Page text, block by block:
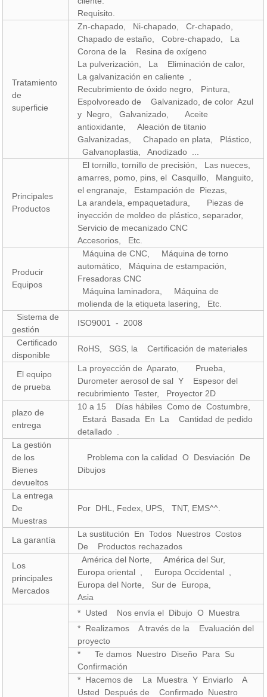
Requisito.
Tratamiento
de
superficie
Zn-chapado, Ni-chapado, Cr-chapado,
Chapado de estaño, Cobre-chapado, La
Corona de la Resina de oxígeno
La pulverización, La Eliminación de calor,
La galvanización en caliente ,
Recubrimiento de óxido negro, Pintura,
Espolvoreado de Galvanizado, de color Azul
y Negro, Galvanizado, Aceite
antioxidante, Aleación de titanio
Galvanizadas, Chapado en plata, Plástico,
Galvanoplastia, Anodizado ...
Principales
Productos
El tornillo, tornillo de precisión, Las nueces,
amarres, pomo, pins, el Casquillo, Manguito,
el engranaje, Estampación de Piezas,
La arandela, empaquetadura, Piezas de
inyección de moldeo de plástico, separador,
Servicio de mecanizado CNC
Accesorios, Etc.
Producir
Equipos
Máquina de CNC, Máquina de torno
automático, Máquina de estampación,
Fresadoras CNC
Máquina laminadora, Máquina de
molienda de la etiqueta lasering, Etc.
Sistema de
gestión
ISO9001 - 2008
Certificado
disponible
RoHS, SGS, la Certificación de materiales
El equipo
de prueba
La proyección de Aparato, Prueba,
Durometer aerosol de sal Y Espesor del
recubrimiento Tester, Proyector 2D
plazo de
entrega
10 a 15 Días hábiles Como de Costumbre,
Estará Basada En La Cantidad de pedido
detallado .
La gestión
de los
Bienes
devueltos
Problema con la calidad O Desviación De
Dibujos
La entrega
De
Muestras
Por DHL, Fedex, UPS, TNT, EMS^^.
La garantía
La sustitución En Todos Nuestros Costos
De Productos rechazados
Los
principales
Mercados
América del Norte, América del Sur,
Europa oriental , Europa Occidental ,
Europa del Norte, Sur de Europa,
Asia
* Usted Nos envía el Dibujo O Muestra
* Realizamos A través de la Evaluación del
proyecto
* Te damos Nuestro Diseño Para Su
Confirmación
* Hacemos de La Muestra Y Enviarlo A
Usted Después de Confirmado Nuestro